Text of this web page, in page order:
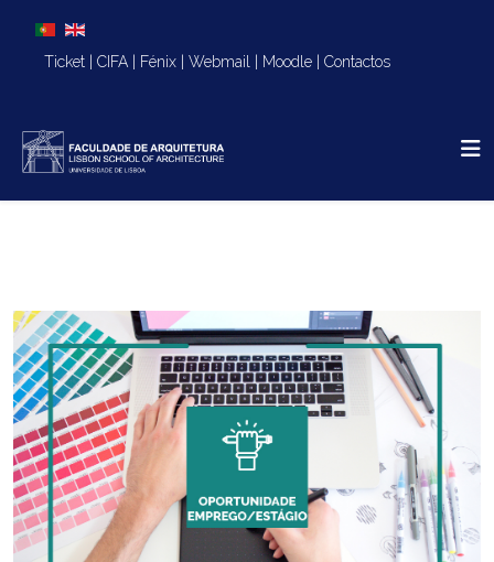
Escolha o seu idioma
Ticket CIFA Fénix Webmail Moodle Contactos